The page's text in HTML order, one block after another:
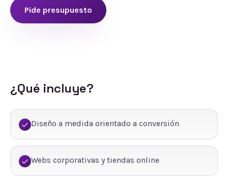
Pide presupuesto
¿Qué incluye?
Diseño a medida orientado a conversión
Webs corporativas y tiendas online